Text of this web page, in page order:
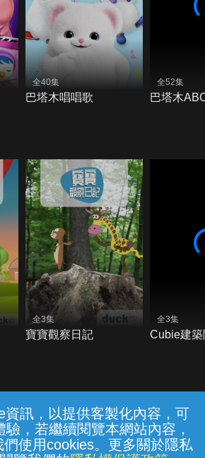
資訊，以提供客製化內容，可
，若繼續閱覽本網站內容，
使用cookies。更多關於隱私
全40集
巴塔木唱唱歌
全52集
巴塔木
全3集
寶寶觀察日記
全3集
Cubie建築
服 服務條款 隱私權保護
{{notifyMsg}}